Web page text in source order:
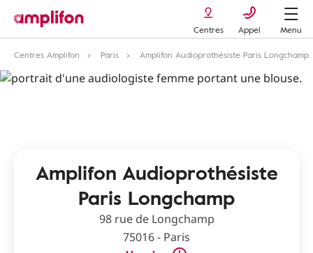
Centres Appel
Menu
Centres Amplifon
Paris Amplifon Audioprothésiste Paris Longchamp
Amplifon Audioprothésiste
Paris Longchamp
98 rue de Longchamp
75016 - Paris